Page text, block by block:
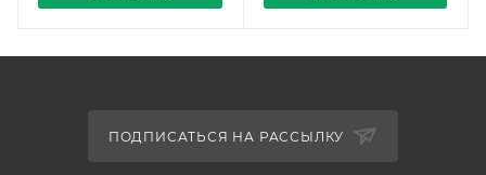
ПОДПИСАТЬСЯ НА РАССЫЛКУ